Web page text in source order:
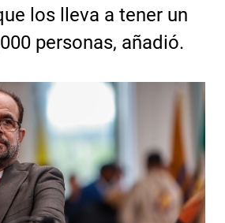
los lleva a tener un
personas, añadió.